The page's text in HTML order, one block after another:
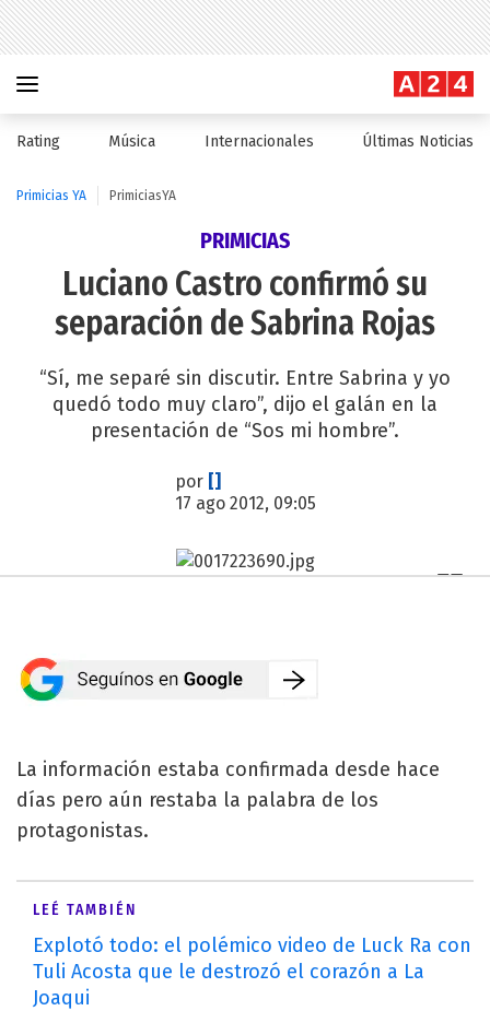
Rating Música Internacionales Últimas Noticias
Primicias YA PrimiciasYA
PRIMICIAS
Luciano Castro confirmó su
separación de Sabrina Rojas
“Sí, me separé sin discutir. Entre Sabrina y yo
quedó todo muy claro”, dijo el galán en la
presentación de “Sos mi hombre”.
por []
17 ago 2012, 09:05
La información estaba confirmada desde hace
días pero aún restaba la palabra de los
protagonistas.
LEÉ TAMBIÉN
Explotó todo: el polémico video de Luck Ra con
Tuli Acosta que le destrozó el corazón a La
Joaqui